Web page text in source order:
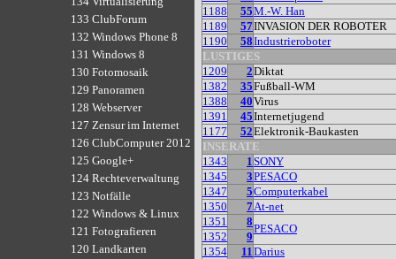
133 ClubForum
132 Windows Phone 8
131 Windows 8
130 Fotomosaik
129 Panoramen
128 Webserver
127 Zensur im Internet
126 ClubComputer 2012
125 Google+
124 Rechteverwaltung
123 Notfälle
122 Windows & Linux
121 Fotografieren
120 Landkarten
1188
55M.-W. Han
1189
57INVASION DER ROBOTER
1190
58Industrieroboter
LUSTIGES
1209
2Diktat
1382
35Fußball-WM
1388
40Virus
1391
45Internetjugend
1177
52Elektronik-Baukasten
INSERATE
1343
1SONY
1345
3PESACO
1347
5Computerkabel
1350
7At-net
1351
8
PESACO
1352
9
1354
11Darius